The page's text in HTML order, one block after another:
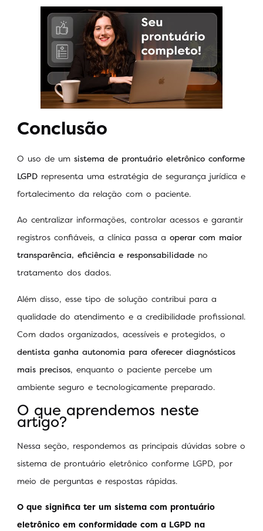
Conclusão
O uso de um sistema de prontuário eletrônico conforme
LGPD representa uma estratégia de segurança jurídica e
fortalecimento da relação com o paciente.
Ao centralizar informações, controlar acessos e garantir
registros confiáveis, a clínica passa a operar com maior
transparência, eficiência e responsabilidade no
tratamento dos dados.
Além disso, esse tipo de solução contribui para a
qualidade do atendimento e a credibilidade profissional.
Com dados organizados, acessíveis e protegidos, o
dentista ganha autonomia para oferecer diagnósticos
mais precisos, enquanto o paciente percebe um
ambiente seguro e tecnologicamente preparado.
O que aprendemos neste
artigo?
Nessa seção, respondemos as principais dúvidas sobre o
sistema de prontuário eletrônico conforme LGPD, por
meio de perguntas e respostas rápidas.
O que significa ter um sistema com prontuário
eletrônico em conformidade com a LGPD na